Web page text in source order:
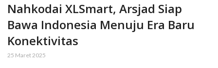
Nahkodai XLSmart, Arsjad Siap
Bawa Indonesia Menuju Era Baru
Konektivitas
25 Maret 2025